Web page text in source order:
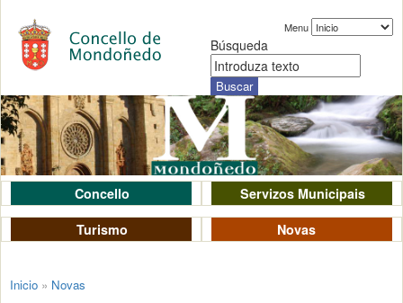
Menu
Búsqueda
Concello
Servizos Municipais
Turismo
Novas
Inicio » Novas